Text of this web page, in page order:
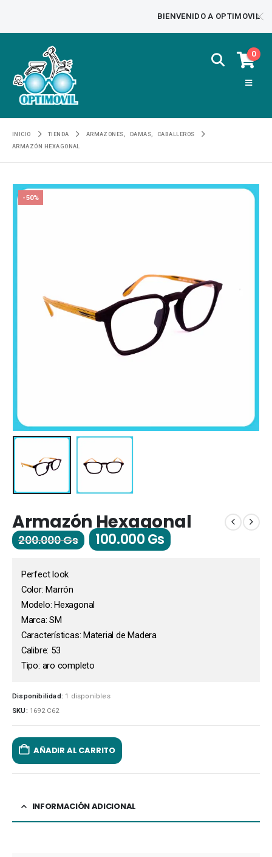
BIENVENIDO A OPTIMOVIL
0
INICIO TIENDA ARMAZONES DAMAS
CABALLEROS
ARMAZÓN HEXAGONAL
-50%
Armazón Hexagonal
200.000Gs 100.000Gs
Perfect look
Color: Marrón
Modelo: Hexagonal
Marca: SM
Características: Material de Madera
Calibre: 53
Tipo: aro completo
Disponibilidad: 1 disponibles
SKU: 1692 C62
AÑADIR AL CARRITO
INFORMACIÓN ADICIONAL